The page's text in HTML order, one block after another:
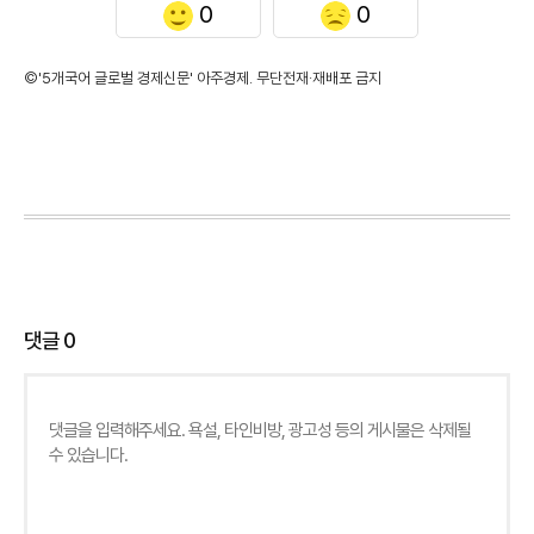
0 0
©'5개국어 글로벌 경제신문' 아주경제. 무단전재·재배포 금지
댓글0